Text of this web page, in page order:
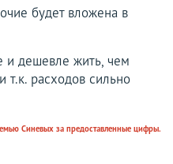
будет вложена в
и дешевле жить, чем
расходов сильно
Синевых за предоставленные цифры.